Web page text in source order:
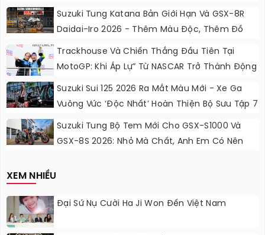
Suzuki Tung Katana Bản Giới Hạn Và GSX-8R
Daidai-Iro 2026 - Thêm Màu Độc, Thêm Đồ
Chơi, Thêm Cá Tính
Trackhouse Và Chiến Thắng Đầu Tiên Tại
MotoGP: Khi Áp Lự” Từ NASCAR Trở Thành Động
Suzuki Sui 125 2026 Ra Mắt Màu Mới - Xe Ga
Vuông Vức ‘độc Nhất’ Hoàn Thiện Bộ Sưu Tập 7
Suzuki Tung Bộ Tem Mới Cho GSX-S1000 Và
GSX-8S 2026: Nhỏ Mà Chất, Anh Em Có Nên
XEM NHIỀU
Đại Sứ Nụ Cười Ha Ji Won Đến Việt Nam